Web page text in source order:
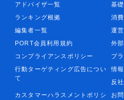
アドバイザ一覧
基
ランキング根拠
消
編集者一覧
運
PORT会員利用規約
外
コンプライアンスポリシー
プ
行動ターゲティング広告につい
て
情
反
カスタマーハラスメントポリシ
お